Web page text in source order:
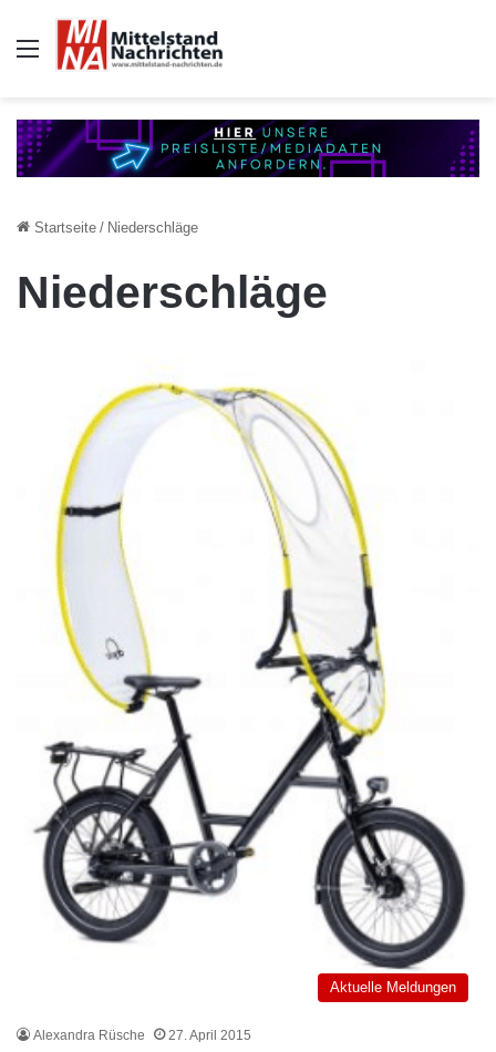
Auswahl
Startseite / Niederschläge
Niederschläge
Aktuelle Meldungen
Alexandra Rüsche 27. April 2015